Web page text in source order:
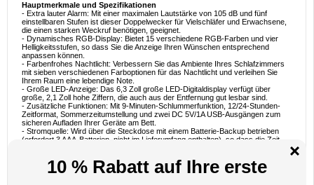
Hauptmerkmale und Spezifikationen
- Extra lauter Alarm: Mit einer maximalen Lautstärke von 105 dB und fünf
einstellbaren Stufen ist dieser Doppelwecker für Vielschläfer und Erwachsene,
die einen starken Weckruf benötigen, geeignet.
- Dynamisches RGB-Display: Bietet 15 verschiedene RGB-Farben und vier
Helligkeitsstufen, so dass Sie die Anzeige Ihren Wünschen entsprechend
anpassen können.
- Farbenfrohes Nachtlicht: Verbessern Sie das Ambiente Ihres Schlafzimmers
mit sieben verschiedenen Farboptionen für das Nachtlicht und verleihen Sie
Ihrem Raum eine lebendige Note.
- Große LED-Anzeige: Das 6,3 Zoll große LED-Digitaldisplay verfügt über
große, 2,1 Zoll hohe Ziffern, die auch aus der Entfernung gut lesbar sind.
- Zusätzliche Funktionen: Mit 9-Minuten-Schlummerfunktion, 12/24-Stunden-
Zeitformat, Sommerzeitumstellung und zwei DC 5V/1A USB-Ausgängen zum
sicheren Aufladen Ihrer Geräte am Bett.
- Stromquelle: Wird über die Steckdose mit einem Batterie-Backup betrieben
(erfordert 3 AAA-Batterien, nicht im Lieferumfang enthalten), so dass die Zeit
Ideale Nutzungsszenarien
- Schwerschläfer: Der laute Alarm und die einstellbaren Einstellungen machen